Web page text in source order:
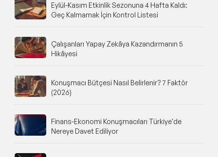
Eylül-Kasım Etkinlik Sezonuna 4 Hafta Kaldı:
Geç Kalmamak İçin Kontrol Listesi
Çalışanları Yapay Zekâya Kazandırmanın 5
Hikâyesi
Konuşmacı Bütçesi Nasıl Belirlenir? 7 Faktör
(2026)
Finans-Ekonomi Konuşmacıları Türkiye'de
Nereye Davet Ediliyor